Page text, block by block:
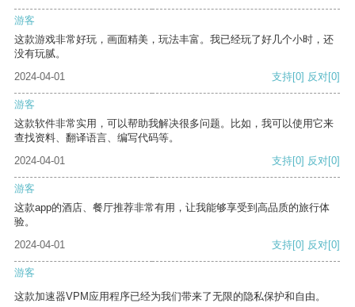
游客
这款游戏非常好玩，画面精美，玩法丰富。我已经玩了好几个小时，还
没有玩腻。
2024-04-01
支持[0] 反对[0]
游客
这款软件非常实用，可以帮助我解决很多问题。比如，我可以使用它来
查找资料、翻译语言、编写代码等。
2024-04-01
支持[0] 反对[0]
游客
这款app的酒店、餐厅推荐非常有用，让我能够享受到高品质的旅行体
验。
2024-04-01
支持[0] 反对[0]
游客
这款加速器VPM应用程序已经为我们带来了无限的隐私保护和自由。